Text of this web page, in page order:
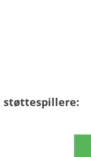
støttespillere: